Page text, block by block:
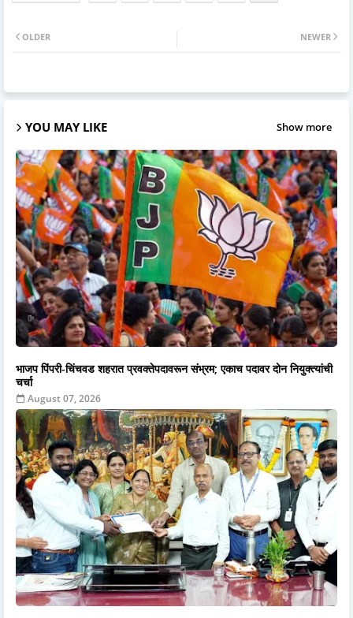
NEWER
OLDER
YOU MAY LIKE Show more
भाजप पिंपरी-चिंचवड शहरात प्रवक्तेपदावरून संभ्रम; एकाच पदावर दोन नियुक्त्यांची
चर्चा
August 07, 2026